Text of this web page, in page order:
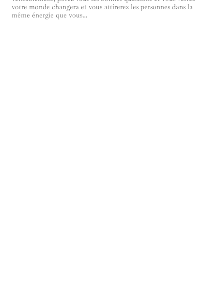
votre monde changera et vous attirerez les personnes dans la
même énergie que vous…